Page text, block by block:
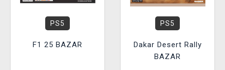
PS5
F1 25 BAZAR
PS5
Dakar Desert Rally
BAZAR